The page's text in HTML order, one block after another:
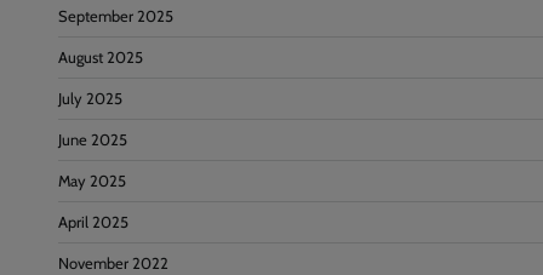
September 2025
August 2025
July 2025
June 2025
May 2025
April 2025
November 2022